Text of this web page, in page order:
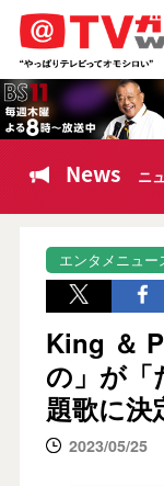
News ニ
エンタメニュー
King ＆
の」が「
題歌に決
2023/05/25